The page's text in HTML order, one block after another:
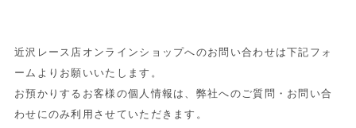
近沢レース店オンラインショップへのお問い合わせは下記フォ
ームよりお願いいたします。
お預かりするお客様の個人情報は、弊社へのご質問・お問い合
わせにのみ利用させていただきます。